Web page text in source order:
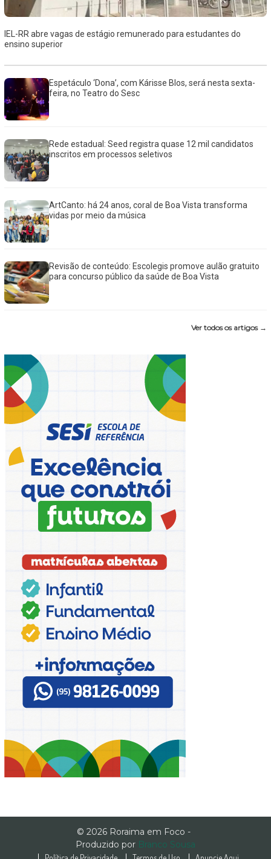
IEL-RR abre vagas de estágio remunerado para estudantes do
ensino superior
Espetáculo ‘Dona’, com Kárisse Blos, será nesta sexta-
feira, no Teatro do Sesc
Rede estadual: Seed registra quase 12 mil candidatos
inscritos em processos seletivos
ArtCanto: há 24 anos, coral de Boa Vista transforma
vidas por meio da música
Revisão de conteúdo: Escolegis promove aulão gratuito
para concurso público da saúde de Boa Vista
Ver todos os artigos →
© 2026 Roraima em Foco -
Produzido por Branco Sousa